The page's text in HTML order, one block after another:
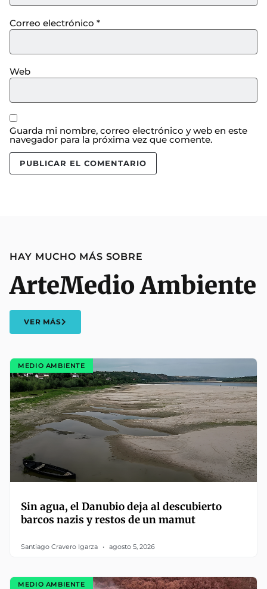
Correo electrónico *
Web
Guarda mi nombre, correo electrónico y web en este
navegador para la próxima vez que comente.
HAY MUCHO MÁS SOBRE
ArteMedio Ambiente
VER MÁS
MEDIO AMBIENTE
Sin agua, el Danubio deja al descubierto
barcos nazis y restos de un mamut
Santiago Cravero Igarza agosto 5, 2026
MEDIO AMBIENTE